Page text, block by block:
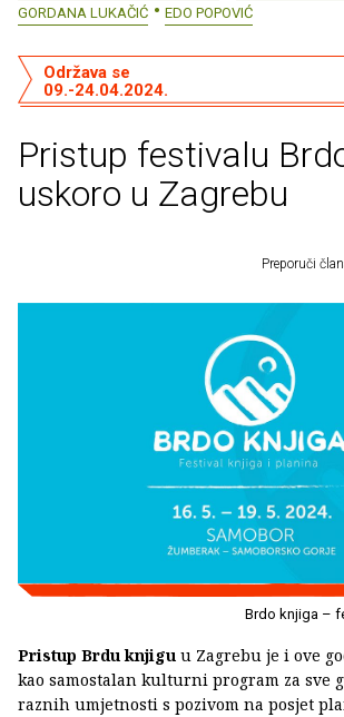
GORDANA LUKAČIĆ
EDO POPOVIĆ
Pristup festivalu
uskoro u Zagrebu
Održava se
09.-24.04.2024.
Preporuči
Brdo knjiga –
Pristup Brdu knjigu u Zagrebu je i ove
kao samostalan kulturni program za sve
raznih umjetnosti s pozivom na posjet